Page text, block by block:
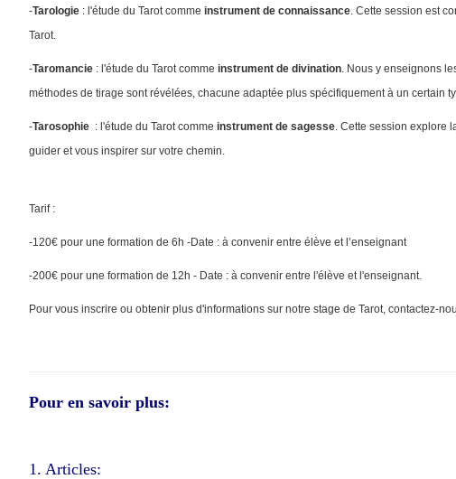
-Tarologie : l'étude du Tarot comme instrument de connaissance . Cette session est
Tarot.
-Taromancie : l'étude du Tarot comme instrument de divination . Nous y enseignons
méthodes de tirage sont révélées, chacune adaptée plus spécifiquement à un certain
-Tarosophie : l'étude du Tarot comme instrument de sagesse . Cette session explore
guider et vous inspirer sur votre chemin.
Tarif :
-120€ pour une formation de 6h -Date : à convenir entre élève et l’enseignant
-200€ pour une formation de 12h - Date : à convenir entre l'élève et l'enseignant.
Pour vous inscrire ou obtenir plus d'informations sur notre stage de Tarot, contactez-
Pour en savoir plus:
1. Articles: